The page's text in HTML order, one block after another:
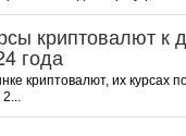
криптовалют к
года
криптовалют, их курсах
2...